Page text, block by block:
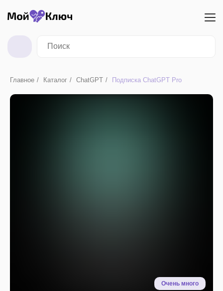
Главное / Каталог / ChatGPT / Подписка ChatGPT Pro